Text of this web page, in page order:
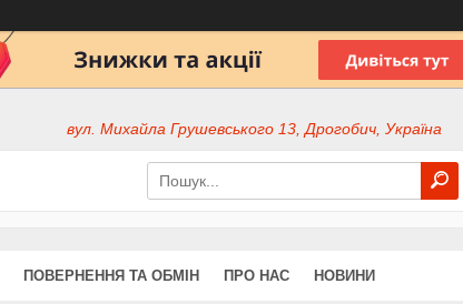
вул. Михайла Грушевського 13, Дрогобич, Україна
ПОВЕРНЕННЯ ТА ОБМІН ПРО НАС НОВИНИ